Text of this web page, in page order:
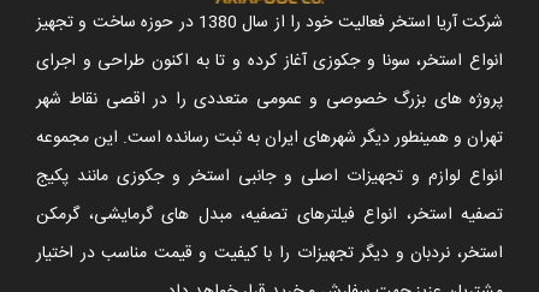
شرکت آریا استخر فعالیت خود را از سال 1380 در حوزه ساخت و تجهیز
انواع استخر، سونا و جکوزی آغاز کرده و تا به اکنون طراحی و اجرای
پروژه های بزرگ خصوصی و عمومی متعددی را در اقصی نقاط شهر
تهران و همینطور دیگر شهرهای ایران به ثبت رسانده است. این مجموعه
انواع لوازم و تجهیزات اصلی و جانبی استخر و جکوزی مانند پکیج
تصفیه استخر، انواع فیلترهای تصفیه، مبدل های گرمایشی، گرمکن
استخر، نردبان و دیگر تجهیزات را با کیفیت و قیمت مناسب در اختیار